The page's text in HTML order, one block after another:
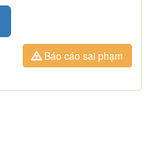
Báo cáo sai phạm